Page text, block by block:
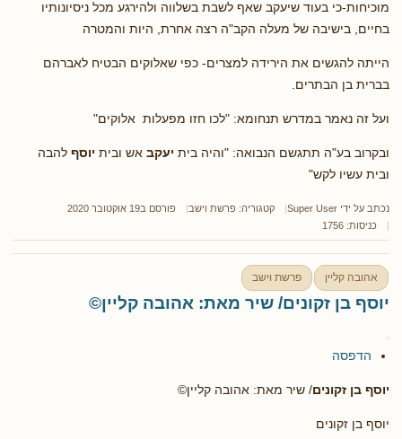
מוכיחות-כי בעוד שיעקב שאף לשבת בשלווה ולהירגע מכל ניסיונותיו
בחיים, בישיבה של מעלה הקב"ה רצה אחרת, היות והמטרה
הייתה להגשים את הירידה למצרים- כפי שאלוקים הבטיח לאברהם
בברית בן הבתרים.
ועל זה נאמר במדרש תנחומא: "לכו חזו מפעלות אלוקים"
ובקרוב בע"ה תתגשם הנבואה: "והיה בית יעקב אש ובית יוסף להבה
ובית עשיו לקש"
נכתב על ידי Super User קטגוריה: פרשת וישב
פורסם ב19 אוקטובר 2020
כניסות: 1756
אהובה קליין פרשת וישב
יוסף בן זקונים/ שיר מאת: אהובה קליין©
הדפסה
יוסף בן זקונים/ שיר מאת: אהובה קליין©
יוסף בן זקונים